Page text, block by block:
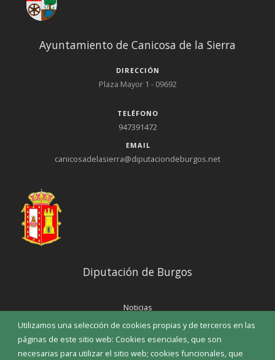
Utilizamos una selección de cookies propias y de terceros en las
páginas de este sitio web: Cookies esenciales, que son
necesarias para utilizar el sitio web; cookies funcionales, que
Ayuntamiento de Canicosa de la Sierra
DIRECCIÓN
Plaza Mayor 1 - 09692
TELÉFONO
947391472
EMAIL
canicosadelasierra@diputaciondeburgos.net
Diputación de Burgos
Noticias
Eventos
Corporación Municipal
Teléfonos de interés